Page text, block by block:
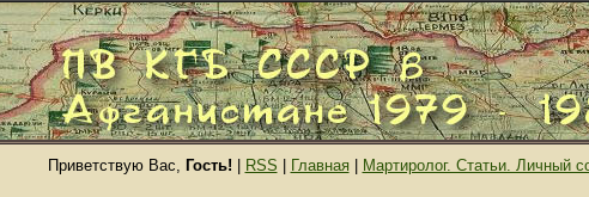
Приветствую Вас, Гость! RSS Главная| Мартиролог. Статьи. Личный